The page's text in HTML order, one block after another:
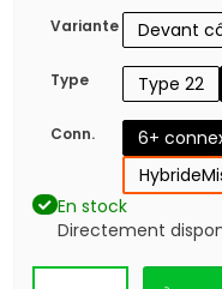
Variante Devant
Type Type 22
Conn. 6+
Hybride
En stock
Directement